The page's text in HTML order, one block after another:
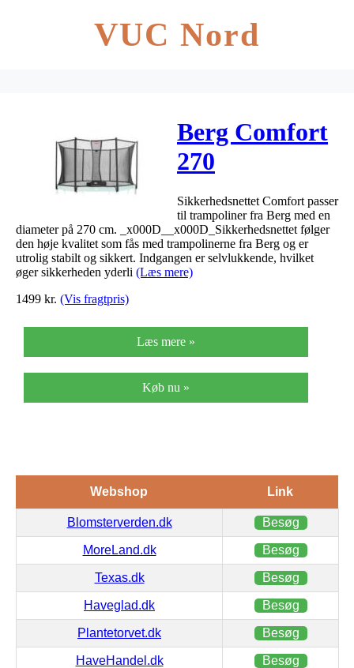
VUC Nord
Berg Comfort
270
sikkerhedsnet
ø270cm
Sikkerhedsnettet Comfort passer
til trampoliner fra Berg med en
diameter på 270 cm. _x000D__x000D_Sikkerhedsnettet følger
den høje kvalitet som fås med trampolinerne fra Berg og er
utrolig stabilt og sikkert. Indgangen er selvlukkende, hvilket
øger sikkerheden yderli (Læs mere)
1499 kr. (Vis fragtpris)
Læs mere »
Køb nu »
Webshop Link
Blomsterverden.dk Besøg
MoreLand.dk Besøg
Texas.dk Besøg
Haveglad.dk Besøg
Plantetorvet.dk Besøg
HaveHandel.dk Besøg